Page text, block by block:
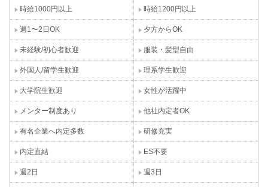
時給1000円以上 時給1200円以上
週1〜2日OK 夕方からOK
未経験/初心者歓迎 服装・髪型自由
外国人/留学生歓迎 理系学生歓迎
大学院生歓迎 女性が活躍中
メンター制度あり 他社内定者OK
有名企業へ内定多数 研修充実
内定直結 ES不要
週2日 週3日